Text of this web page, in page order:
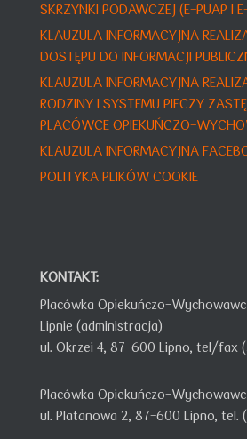
SKRZYNKI PODAWCZEJ (E-PUAP I
KLAUZULA INFORMACYJNA
DOSTĘPU DO INFORMACJI
KLAUZULA INFORMACYJNA
RODZINY I SYSTEMU PIECZY
PLACÓWCE OPIEKUŃCZO-
KLAUZULA INFORMACYJNA
POLITYKA PLIKÓW COOKIE
KONTAKT:
Placówka Opiekuńczo-
Lipnie (administracja)
ul. Okrzei 4, 87-600 Lipno, tel/fax
Placówka Opiekuńczo-
ul. Platanowa 2, 87-600 Lipno, tel.